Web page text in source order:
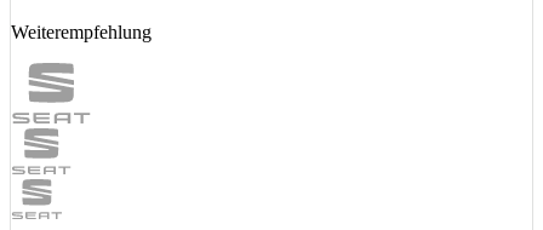
Weiterempfehlung